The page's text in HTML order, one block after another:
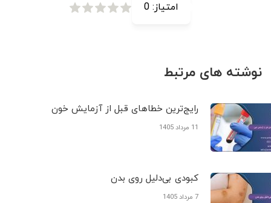
امتیاز: 0
نوشته های مرتبط
رایج‌ترین خطاهای قبل از آزمایش خون
11 مرداد 1405
کبودی‌ بی‌دلیل روی بدن
7 مرداد 1405